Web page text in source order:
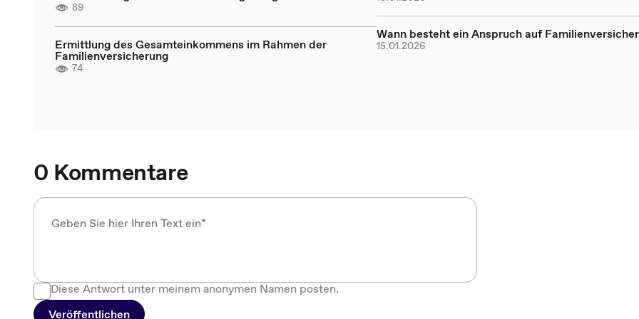
89
Ermittlung des Gesamteinkommens im Rahmen der
Familienversicherung
74
Wann besteht ein Anspruch auf
15.01.2026
0 Kommentare
Diese Antwort unter meinem anonymen Namen posten.
Veröffentlichen